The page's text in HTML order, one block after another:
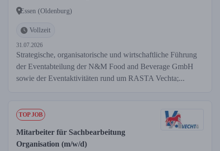
Essen (Oldenburg)
Vollzeit
31.07.2026
Strategische, organisatorische und wirtschaftliche Führung
der Eventabteilung der N&M Food and Beverage GmbH
sowie der Eventaktivitäten rund um RASTA Vechta;...
TOP JOB
Mitarbeiter für Sachbearbeitung
Organisation (m/w/d)